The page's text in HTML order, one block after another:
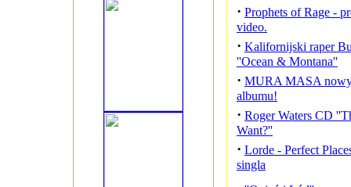
· Prophets of Rage -
video.
· Kalifornijski raper
''Ocean & Montana''
· MURA MASA nowy
albumu!
· Roger Waters CD
Want?''
· Lorde - Perfect
singla